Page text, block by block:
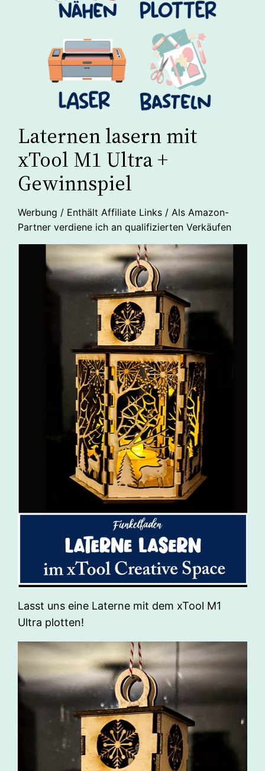
Laternen lasern mit
xTool M1 Ultra +
Gewinnspiel
Werbung / Enthält Affiliate Links / Als Amazon-
Partner verdiene ich an qualifizierten Verkäufen
Lasst uns eine Laterne mit dem xTool M1
Ultra plotten!